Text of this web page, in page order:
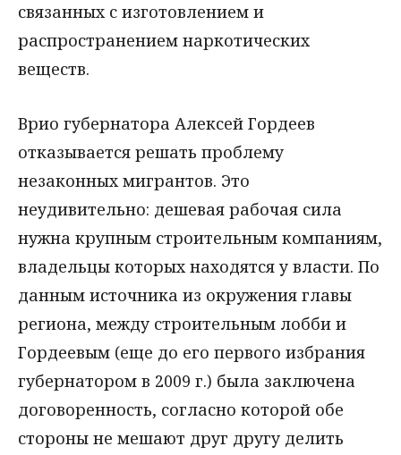
связанных с изготовлением и
распространением наркотических
веществ.
Врио губернатора Алексей Гордеев
отказывается решать проблему
незаконных мигрантов. Это
неудивительно: дешевая рабочая сила
нужна крупным строительным компаниям,
владельцы которых находятся у власти. По
данным источника из окружения главы
региона, между строительным лобби и
Гордеевым (еще до его первого избрания
губернатором в 2009 г.) была заключена
договоренность, согласно которой обе
стороны не мешают друг другу делить